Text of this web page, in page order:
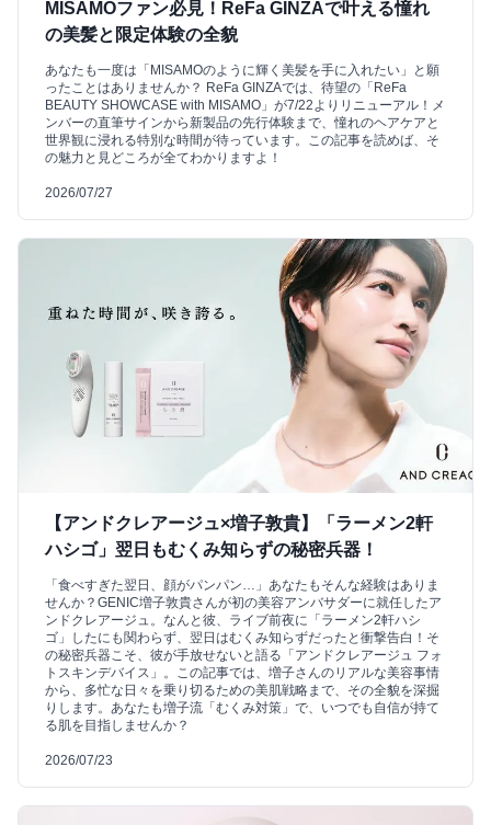
MISAMOファン必見！ReFa GINZAで叶える憧れ
の美髪と限定体験の全貌
あなたも一度は「MISAMOのように輝く美髪を手に入れたい」と願
ったことはありませんか？ ReFa GINZAでは、待望の「ReFa
BEAUTY SHOWCASE with MISAMO」が7/22よりリニューアル！メ
ンバーの直筆サインから新製品の先行体験まで、憧れのヘアケアと
世界観に浸れる特別な時間が待っています。この記事を読めば、そ
の魅力と見どころが全てわかりますよ！
2026/07/27
【アンドクレアージュ×増子敦貴】「ラーメン2軒
ハシゴ」翌日もむくみ知らずの秘密兵器！
「食べすぎた翌日、顔がパンパン…」あなたもそんな経験はありま
せんか？GENIC増子敦貴さんが初の美容アンバサダーに就任したア
ンドクレアージュ。なんと彼、ライブ前夜に「ラーメン2軒ハシ
ゴ」したにも関わらず、翌日はむくみ知らずだったと衝撃告白！そ
の秘密兵器こそ、彼が手放せないと語る「アンドクレアージュ フォ
トスキンデバイス」。この記事では、増子さんのリアルな美容事情
から、多忙な日々を乗り切るための美肌戦略まで、その全貌を深掘
りします。あなたも増子流「むくみ対策」で、いつでも自信が持て
る肌を目指しませんか？
2026/07/23